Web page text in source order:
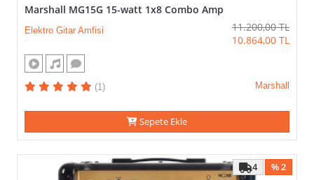
Marshall MG15G 15-watt 1x8 Combo Amp
Elektro Gitar Amfisi 11.200,00 TL
10.864,00 TL
(1) Marshall
Sepete Ekle
% 2
4